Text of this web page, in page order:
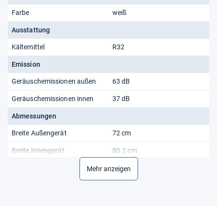
Farbe weiß
Ausstattung
Kältemittel R32
Emission
Geräuschemissionen außen 63 dB
Geräuschemissionen innen 37 dB
Abmessungen
Breite Außengerät 72 cm
Breite Innengerät 80.2 cm
49.5 cm
Mehr anzeigen